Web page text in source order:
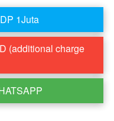
1Juta
(additional charge